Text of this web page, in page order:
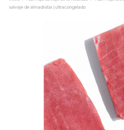
salvaje de almadraba | ultracongelado